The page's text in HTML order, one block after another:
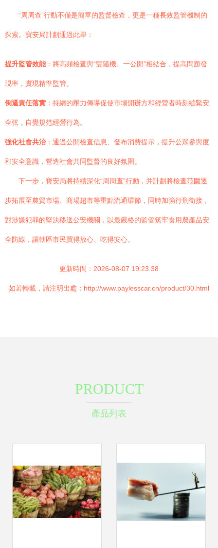
“周周查”行動不僅是簡單的監督檢查，更是一種長效監管機制的
探索。寶安局計劃通過此舉：
提升監管效能：將高頻檢查與“雙隨機、一公開”相結合，提高問題發
現率，實現精準監管。
倒逼責任落實 ：持續的壓力傳導促使市場開辦方和經營者時刻繃緊安
全弦，自覺規范經營行為。
強化社會共治：通過公開檢查信息、發布消費提示，提升公眾參與度
和安全意識，營造社會共同監督的良好氛圍。
下一步，寶安局將持續深化“周周查”行動，并計劃將檢查范圍逐
步拓展至農貿市場、商場超市等重點流通環節，同時加強行刑銜接，
對涉嫌犯罪的堅決移送公安機關，以最嚴格的監管筑牢食用農產品安
全防線，讓轄區市民買得放心、吃得安心。
更新時間：2026-08-07 19:23:38
如若轉載，請注明出處：http://www.paylesscar.cn/product/30.html
PRODUCT
產品列表